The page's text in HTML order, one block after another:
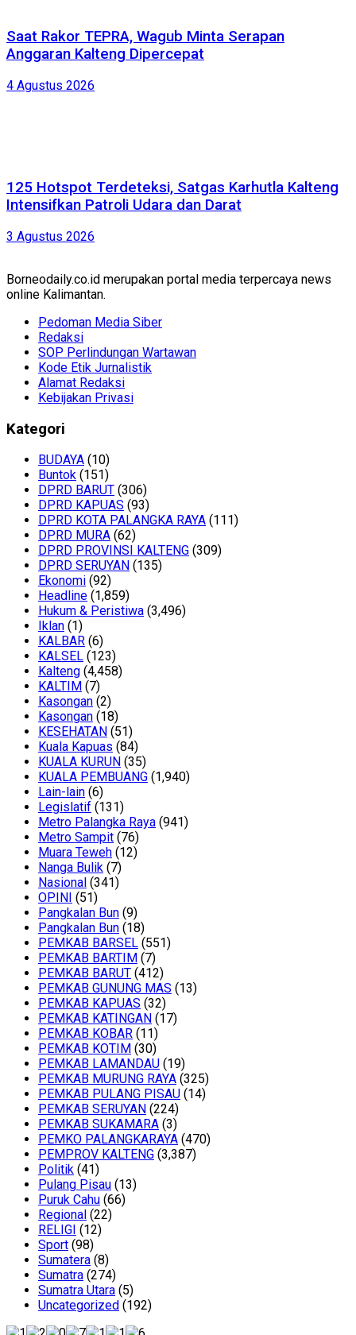
Saat Rakor TEPRA, Wagub Minta Serapan
Anggaran Kalteng Dipercepat
4 Agustus 2026
125 Hotspot Terdeteksi, Satgas Karhutla Kalteng
Intensifkan Patroli Udara dan Darat
3 Agustus 2026
Borneodaily.co.id merupakan portal media terpercaya news
online Kalimantan.
Pedoman Media Siber
Redaksi
SOP Perlindungan Wartawan
Kode Etik Jurnalistik
Alamat Redaksi
Kebijakan Privasi
Kategori
BUDAYA (10)
Buntok (151)
DPRD BARUT (306)
DPRD KAPUAS (93)
DPRD KOTA PALANGKA RAYA (111)
DPRD MURA (62)
DPRD PROVINSI KALTENG (309)
DPRD SERUYAN (135)
Ekonomi (92)
Headline (1,859)
Hukum & Peristiwa (3,496)
Iklan (1)
KALBAR (6)
KALSEL (123)
Kalteng (4,458)
KALTIM (7)
Kasongan (2)
Kasongan (18)
KESEHATAN (51)
Kuala Kapuas (84)
KUALA KURUN (35)
KUALA PEMBUANG (1,940)
Lain-lain (6)
Legislatif (131)
Metro Palangka Raya (941)
Metro Sampit (76)
Muara Teweh (12)
Nanga Bulik (7)
Nasional (341)
OPINI (51)
Pangkalan Bun (9)
Pangkalan Bun (18)
PEMKAB BARSEL (551)
PEMKAB BARTIM (7)
PEMKAB BARUT (412)
PEMKAB GUNUNG MAS (13)
PEMKAB KAPUAS (32)
PEMKAB KATINGAN (17)
PEMKAB KOBAR (11)
PEMKAB KOTIM (30)
PEMKAB LAMANDAU (19)
PEMKAB MURUNG RAYA (325)
PEMKAB PULANG PISAU (14)
PEMKAB SERUYAN (224)
PEMKAB SUKAMARA (3)
PEMKO PALANGKARAYA (470)
PEMPROV KALTENG (3,387)
Politik (41)
Pulang Pisau (13)
Puruk Cahu (66)
Regional (22)
RELIGI (12)
Sport (98)
Sumatera (8)
Sumatra (274)
Sumatra Utara (5)
Uncategorized (192)